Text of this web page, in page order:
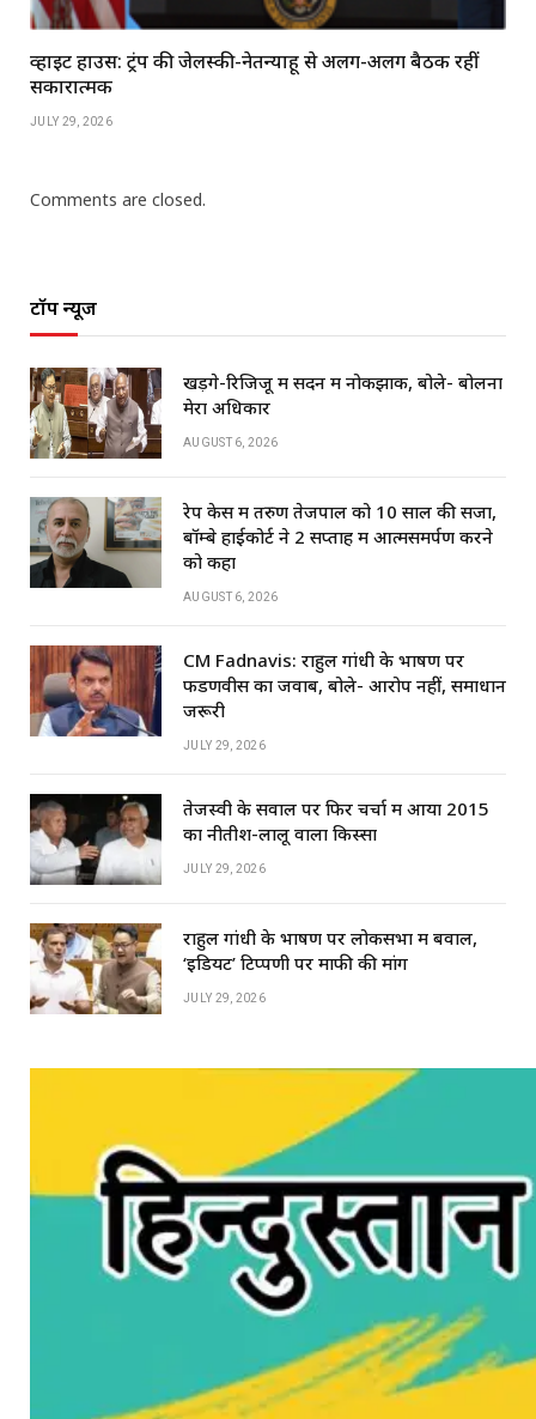
व्हाइट हाउस: ट्रंप की जेलेंस्की-नेतन्याहू से अलग-अलग बैठकें रहीं
सकारात्मक
JULY 29, 2026
Comments are closed.
टॉप न्यूज
खड़गे-रिजिजू में सदन में नोकझोंक, बोले- बोलना
मेरा अधिकार
AUGUST 6, 2026
रेप केस में तरुण तेजपाल को 10 साल की सजा,
बॉम्बे हाईकोर्ट ने 2 सप्ताह में आत्मसमर्पण करने
को कहा
AUGUST 6, 2026
CM Fadnavis: राहुल गांधी के भाषण पर
फडणवीस का जवाब, बोले- आरोप नहीं, समाधान
जरूरी
JULY 29, 2026
तेजस्वी के सवाल पर फिर चर्चा में आया 2015
का नीतीश-लालू वाला किस्सा
JULY 29, 2026
राहुल गांधी के भाषण पर लोकसभा में बवाल,
‘इडियट’ टिप्पणी पर माफी की मांग
JULY 29, 2026